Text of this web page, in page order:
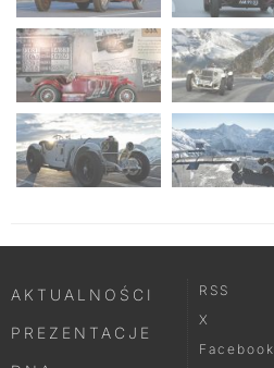
AKTUALNOŚCI
PREZENTACJE
RSS
X
Facebook